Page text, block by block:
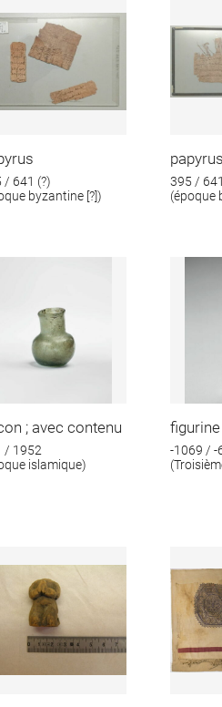
/ 641 (?)
byzantine [?])
papyrus
395 /
(époque
; avec contenu
/ 1952
islamique)
figurine
-1069 / -